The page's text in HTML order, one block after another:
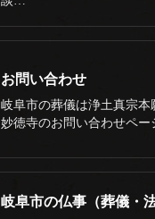
お問い合わせ
岐阜市の葬儀は浄土真宗本
妙徳寺のお問い合わせペー